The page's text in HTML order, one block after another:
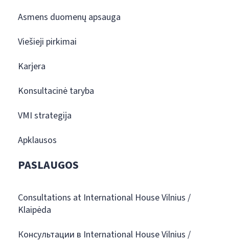
Asmens duomenų apsauga
Viešieji pirkimai
Karjera
Konsultacinė taryba
VMI strategija
Apklausos
PASLAUGOS
Consultations at International House Vilnius /
Klaipėda
Консультации в International House Vilnius /